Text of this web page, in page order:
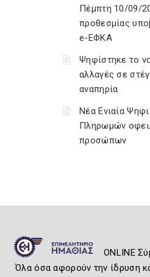
Πέμπτη 10/09/
προθεσμίας
e-ΕΦΚΑ
Ψηφίστηκε το
αλλαγές σε
αναπηρία
Νέα Ενιαία
Πληρωμών
προσώπων
ONLINE
Όλα όσα αφορούν την ίδρυση